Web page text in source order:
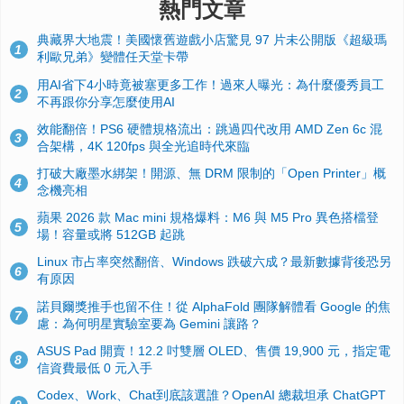
熱門文章
1
典藏界大地震！美國懷舊遊戲小店驚見 97 片未公開版《超級瑪
利歐兄弟》變體任天堂卡帶
2
用AI省下4小時竟被塞更多工作！過來人曝光：為什麼優秀員工
不再跟你分享怎麼使用AI
3
效能翻倍！PS6 硬體規格流出：跳過四代改用 AMD Zen 6c 混
合架構，4K 120fps 與全光追時代來臨
4
打破大廠墨水綁架！開源、無 DRM 限制的「Open Printer」概
念機亮相
5
蘋果 2026 款 Mac mini 規格爆料：M6 與 M5 Pro 異色搭檔登
場！容量或將 512GB 起跳
6
Linux 市占率突然翻倍、Windows 跌破六成？最新數據背後恐另
有原因
7
諾貝爾獎推手也留不住！從 AlphaFold 團隊解體看 Google 的焦
慮：為何明星實驗室要為 Gemini 讓路？
8
ASUS Pad 開賣！12.2 吋雙層 OLED、售價 19,900 元，指定電
信資費最低 0 元入手
Codex、Work、Chat到底該選誰？OpenAI 總裁坦承 ChatGPT